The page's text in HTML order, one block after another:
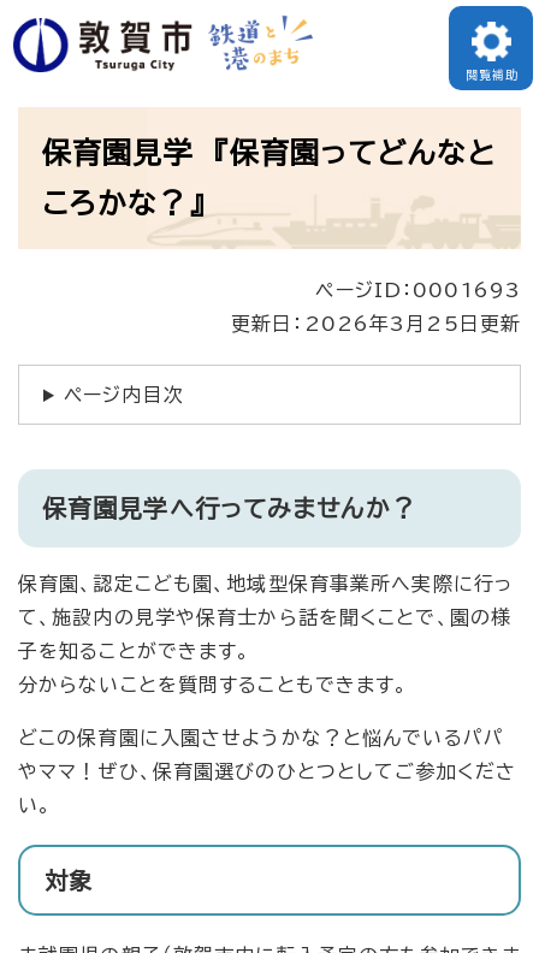
ペ
ー
で
閲覧補助
保育園見学 『保育園ってどんなと
ころかな？』
ページID：0001693
更新日：2026年3月25日更新
ページ内目次
保育園見学へ行ってみませんか？
保育園、認定こども園、地域型保育事業所へ実際に行っ
て、施設内の見学や保育士から話を聞くことで、園の様
子を知ることができます。
分からないことを質問することもできます。
どこの保育園に入園させようかな？と悩んでいるパパ
やママ！ぜひ、保育園選びのひとつとしてご参加くださ
い。
対象